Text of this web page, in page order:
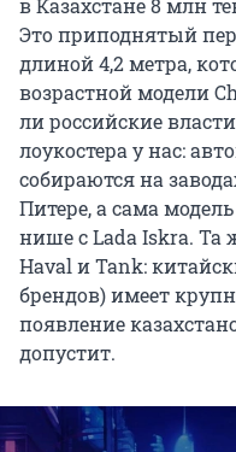
в Казахстане8 млн
Это приподнятый
длиной 4,2 метра,
возрастной модели
ли российские
лоукостера у нас:
собираются на
Питере, а сама
нише с Lada Iskra. Та
Haval и Tank:
брендов) имеет
появление
допустит.